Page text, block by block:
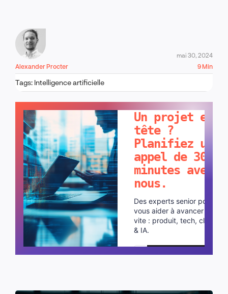
Alexander Procter
mai 30, 2024
9 Min
Tags: Intelligence artificielle
Un projet en
tête ?
Planifiez un
appel de 30
minutes avec
nous.
Des experts senior pour
vous aider à avancer plus
vite : produit, tech, cloud
& IA.
Planifier un appel